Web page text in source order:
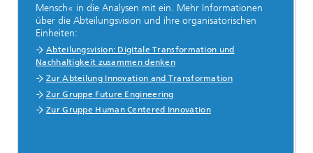
Mensch« in die Analysen mit ein. Mehr Informationen
über die Abteilungsvision und ihre organisatorischen
Einheiten:
Abteilungsvision: Digitale Transformation und
Nachhaltigkeit zusammen denken
Zur Abteilung Innovation and Transformation
Zur Gruppe Future Engineering
Zur Gruppe Human Centered Innovation